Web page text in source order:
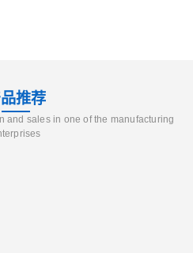
推荐
and sales in one of the manufacturing